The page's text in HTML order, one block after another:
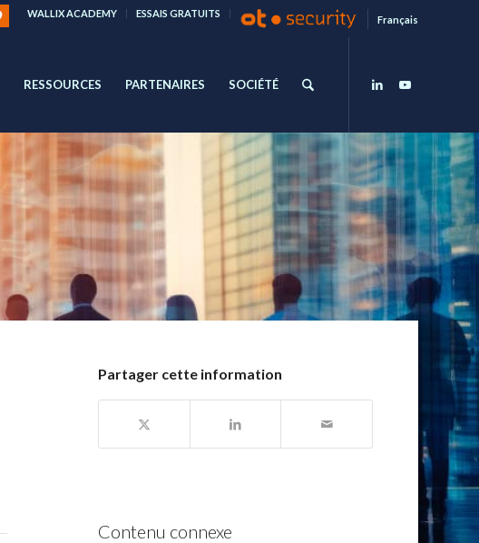
WALLIX ACADEMY ESSAIS GRATUITS
Français
RESSOURCES PARTENAIRES SOCIÉTÉ
Partager cette information
Contenu connexe